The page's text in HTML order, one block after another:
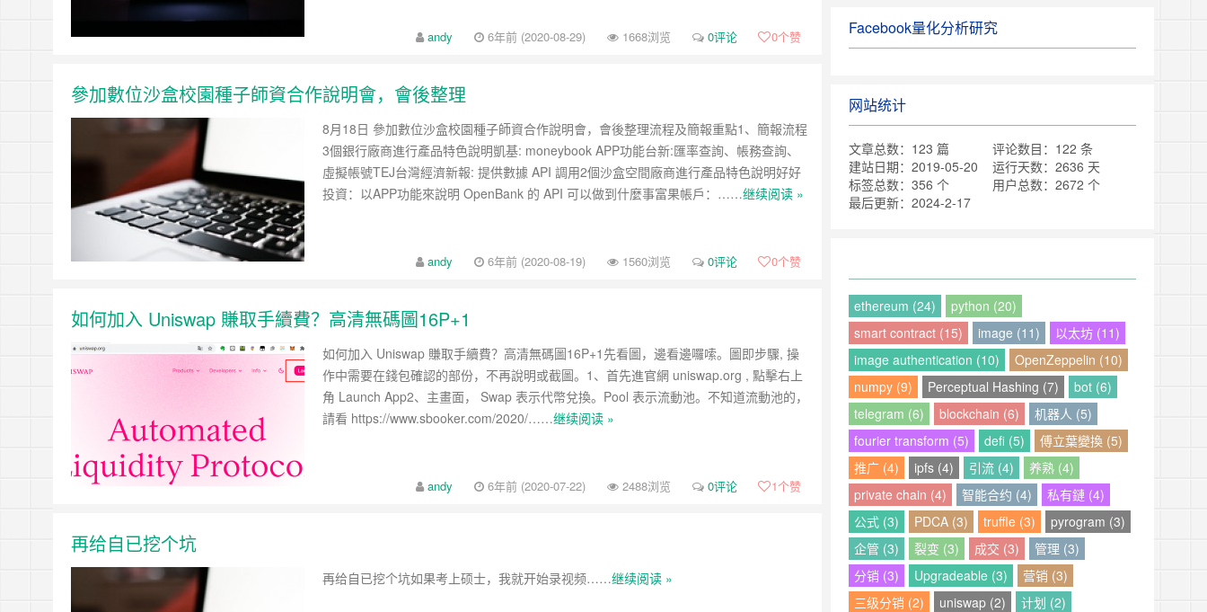
andy 6年前 (2020-08-29) 1668浏览 0评论 0个赞
參加數位沙盒校園種子師資合作說明會，會後整理
8月18日 參加數位沙盒校園種子師資合作說明會，會後整理流程及簡報重點1、簡報流程
3個銀行廠商進行產品特色說明凱基: moneybook APP功能台新:匯率查詢、帳務查詢、
虛擬帳號TEJ台灣經濟新報: 提供數據 API 調用2個沙盒空間廠商進行產品特色說明好好
投資：以APP功能來說明 OpenBank 的 API 可以做到什麼事富果帳戶：……继续阅读 »
andy 6年前 (2020-08-19) 1560浏览 0评论 0个赞
如何加入 Uniswap 賺取手續費？高清無碼圖16P+1
如何加入 Uniswap 賺取手續費？高清無碼圖16P+1先看圖，邊看邊囉嗦。圖即步驟, 操
作中需要在錢包確認的部份，不再說明或截圖。1、首先進官網 uniswap.org , 點擊右上
角 Launch App2、主畫面， Swap 表示代幣兌換。Pool 表示流動池。不知道流動池的，
請看 https://www.sbooker.com/2020/……继续阅读 »
andy 6年前 (2020-07-22) 2488浏览 0评论 1个赞
再给自已挖个坑
再给自已挖个坑如果考上硕士，我就开始录视频……继续阅读 »
Facebook量化分析研究
网站统计
文章总数：123 篇
评论数目：122 条
建站日期：2019-05-20
运行天数：2636 天
标签总数：356 个
用户总数：2672 个
最后更新：2024-2-17
ethereum (24)
python (20)
smart contract (15)
image (11)
以太坊 (11)
image authentication (10)
OpenZeppelin (10)
numpy (9)
Perceptual Hashing (7)
bot (6)
telegram (6)
blockchain (6)
机器人 (5)
fourier transform (5)
defi (5)
傅立葉變換 (5)
推广 (4)
ipfs (4) 引流 (4)
养熟 (4)
private chain (4)
智能合约 (4)
私有鏈 (4)
公式 (3)
PDCA (3) truffle (3)
pyrogram (3)
企管 (3)
裂变 (3) 成交 (3)
管理 (3)
分销 (3)
Upgradeable (3)
营销 (3)
三级分销 (2)
uniswap (2)
计划 (2)